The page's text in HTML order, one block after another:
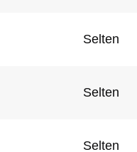
Selten
Selten
Selten